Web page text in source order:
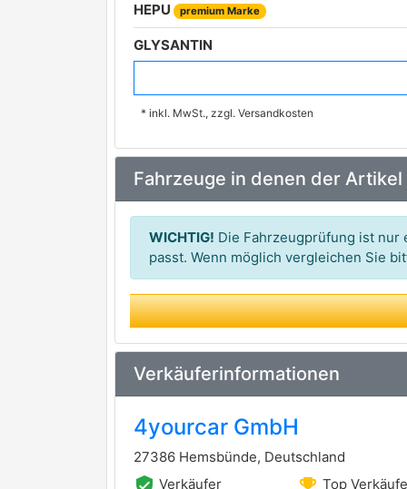
HEPU premium Marke
GLYSANTIN
SWAG
VAICO
* inkl. MwSt., zzgl. Versandkosten
Fahrzeuge in denen der
WICHTIG! Die Fahrzeugprüfung ist nur
passt. Wenn möglich vergleichen Sie
Verkäuferinformationen
4yourcar GmbH
27386 Hemsbünde, Deutschland
Verkäufer Top